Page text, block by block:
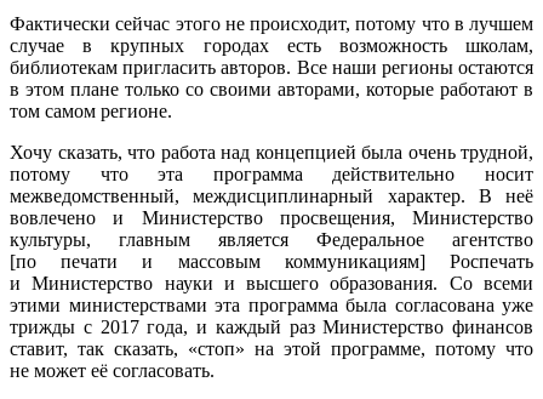
Фактически сейчас этого не происходит, потому что в лучшем
случае в крупных городах есть возможность школам,
библиотекам пригласить авторов. Все наши регионы остаются
в этом плане только со своими авторами, которые работают в
том самом регионе.
Хочу сказать, что работа над концепцией была очень трудной,
потому что эта программа действительно носит
межведомственный, междисциплинарный характер. В неё
вовлечено и Министерство просвещения, Министерство
культуры, главным является Федеральное агентство
[по печати и массовым коммуникациям] Роспечать
и Министерство науки и высшего образования. Со всеми
этими министерствами эта программа была согласована уже
трижды с 2017 года, и каждый раз Министерство финансов
ставит, так сказать, «стоп» на этой программе, потому что
не может её согласовать.